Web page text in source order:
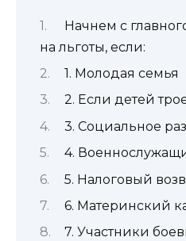
Начнем с
на льготы, если:
1. Молодая семья
2. Если детей
3. Социальное
4.
5. Налоговый
6. Материнский
7. Участники